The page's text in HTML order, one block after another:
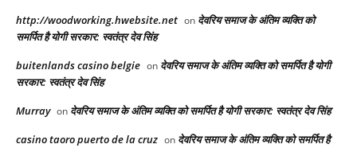
http://woodworking.hwebsite.net on देवरिय समाज के अंतिम व्यक्ति को
समर्पित है योगी सरकार: स्वतंत्र देव सिंह
buitenlands casino belgie on देवरिय समाज के अंतिम व्यक्ति को समर्पित है योगी
सरकार: स्वतंत्र देव सिंह
Murray on देवरिय समाज के अंतिम व्यक्ति को समर्पित है योगी सरकार: स्वतंत्र देव सिंह
casino taoro puerto de la cruz on देवरिय समाज के अंतिम व्यक्ति को समर्पित है